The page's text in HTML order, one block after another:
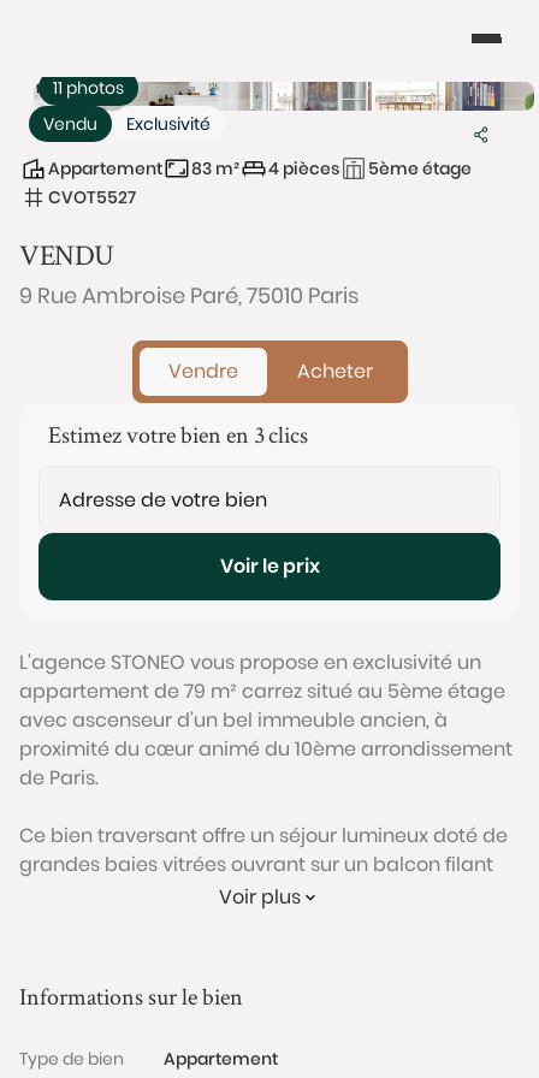
Vendu Exclusivité
11 photos
Appartement 83 m² 4 pièces
5ème étage
CVOT5527
VENDU
9 Rue Ambroise Paré, 75010 Paris
Vendre Acheter
Estimez votre bien en 3 clics
Voir le prix
L'agence STONEO vous propose en exclusivité un
appartement de 79 m² carrez situé au 5ème étage
avec ascenseur d’un bel immeuble ancien, à
proximité du cœur animé du 10ème arrondissement
de Paris.
Ce bien traversant offre un séjour lumineux doté de
grandes baies vitrées ouvrant sur un balcon filant
de 6m² avec vue dégagée sur les toits parisiens et
lumière naturelle. Parquet en point de Hongrie,
caractère authentique de l’appartement.
Voir plus
Informations sur le bien
Type de bien
Appartement